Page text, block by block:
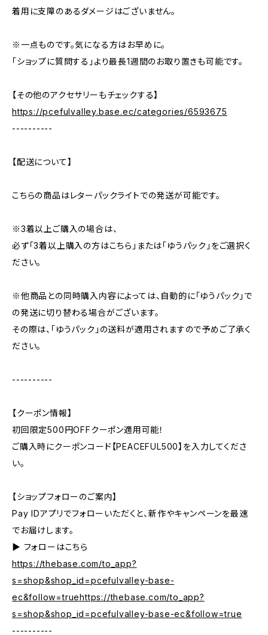
着用に支障のあるダメージはございません。
※一点ものです。気になる方はお早めに。
「ショップに質問する」より最長1週間のお取り置きも可能です。
【その他のアクセサリーもチェックする】
https://pcefulvalley.base.ec/categories/6593675
----------
【配送について】
こちらの商品はレターパックライトでの発送が可能です。
※3着以上ご購入の場合は、
必ず「3着以上購入の方はこちら」または「ゆうパック」をご選択く
ださい。
※他商品との同時購入内容によっては、自動的に「ゆうパック」で
の発送に切り替わる場合がございます。
その際は、「ゆうパック」の送料が適用されますので予めご了承く
ださい。
----------
【クーポン情報】
初回限定500円OFFクーポン適用可能！
ご購入時にクーポンコード【PEACEFUL500】を入力してくださ
い。
【ショップフォローのご案内】
Pay IDアプリでフォローいただくと、新作やキャンペーンを最速
でお届けします。
▶︎ フォローはこちら
https://thebase.com/to_app?
s=shop&shop_id=pcefulvalley-base-
ec&follow=truehttps://thebase.com/to_app?
s=shop&shop_id=pcefulvalley-base-ec&follow=true
----------